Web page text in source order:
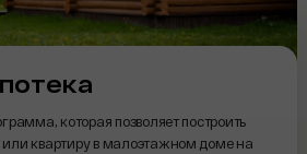
которая позволяет построить
квартиру в малоэтажном доме на